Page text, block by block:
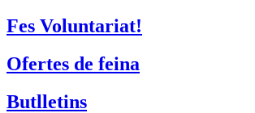
Fes Voluntariat!
Ofertes de feina
Butlletins